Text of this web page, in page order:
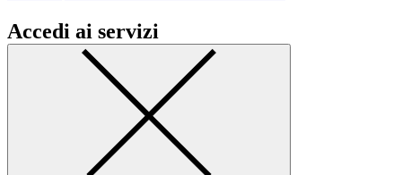
Accedi ai servizi